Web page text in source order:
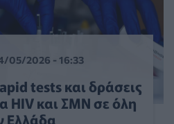
05/2026 - 16:33
tests και δράσεις
HIV και ΣΜΝ σε όλη
Ελλάδα